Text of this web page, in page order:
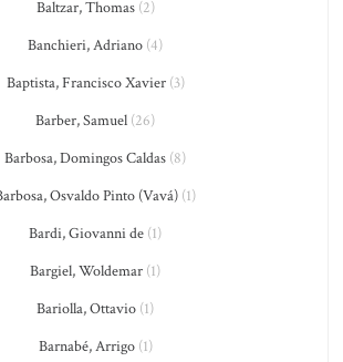
Baltzar, Thomas(2)
Banchieri, Adriano (4)
Baptista, Francisco Xavier(3)
Barber, Samuel (26)
Barbosa, Domingos Caldas (8)
Osvaldo Pinto (Vavá) (1)
Bardi, Giovanni de (1)
Bargiel, Woldemar (1)
Bariolla, Ottavio (1)
Barnabé, Arrigo(1)